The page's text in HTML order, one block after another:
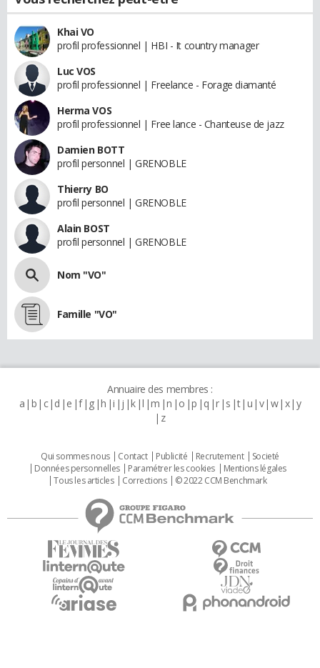
Khai VO
profil professionnel | HBI - It country manager
Luc VOS
profil professionnel | Freelance - Forage diamanté
Herma VOS
profil professionnel | Free lance - Chanteuse de jazz
Damien BOTT
profil personnel | GRENOBLE
Thierry BO
profil personnel | GRENOBLE
Alain BOST
profil personnel | GRENOBLE
Nom "VO"
Famille "VO"
Annuaire des membres :
a b c d e f g h i j k l m n o p q r s t u v w x y
z
Qui sommes nous Contact Publicité Recrutement
Societé
Données personnelles
Paramétrer les cookies
Mentions légales
Tous les articles
Corrections © 2022 CCM Benchmark